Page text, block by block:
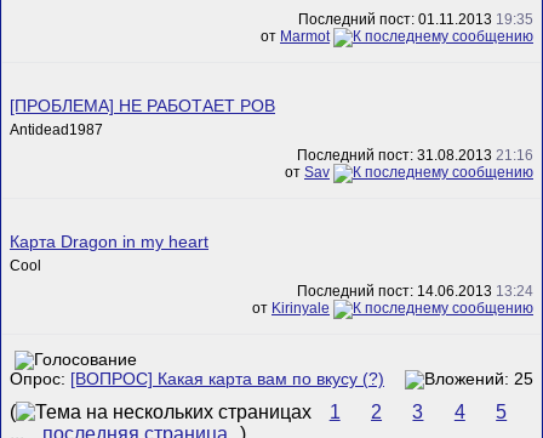
Последний пост: 01.11.2013 19:35
от Marmot
[ПРОБЛЕМА] НЕ РАБОТАЕТ РОВ
Antidead1987
Последний пост: 31.08.2013 21:16
от Sav
Карта Dragon in my heart
Cool
Последний пост: 14.06.2013 13:24
от Kirinyale
Опрос: [ВОПРОС] Какая карта вам по вкусу (?)
( 1 2 3 4
5